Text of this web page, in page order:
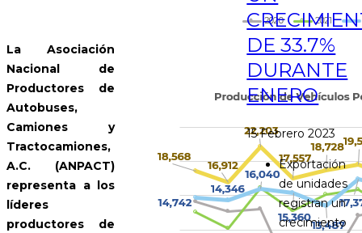
La Asociación
Nacional de
Productores de
Autobuses,
Camiones y
Tractocamiones,
A.C. (ANPACT)
representa a los
líderes
productores de
DE 33.7%
DURANTE
ENERO
15 Febrero 2023
Exportación
de unidades
registran un
crecimiento